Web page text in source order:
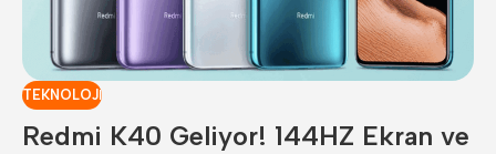
TEKNOLOJI
Redmi K40 Geliyor! 144HZ Ekran ve